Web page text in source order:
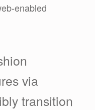
enabled
via
transition